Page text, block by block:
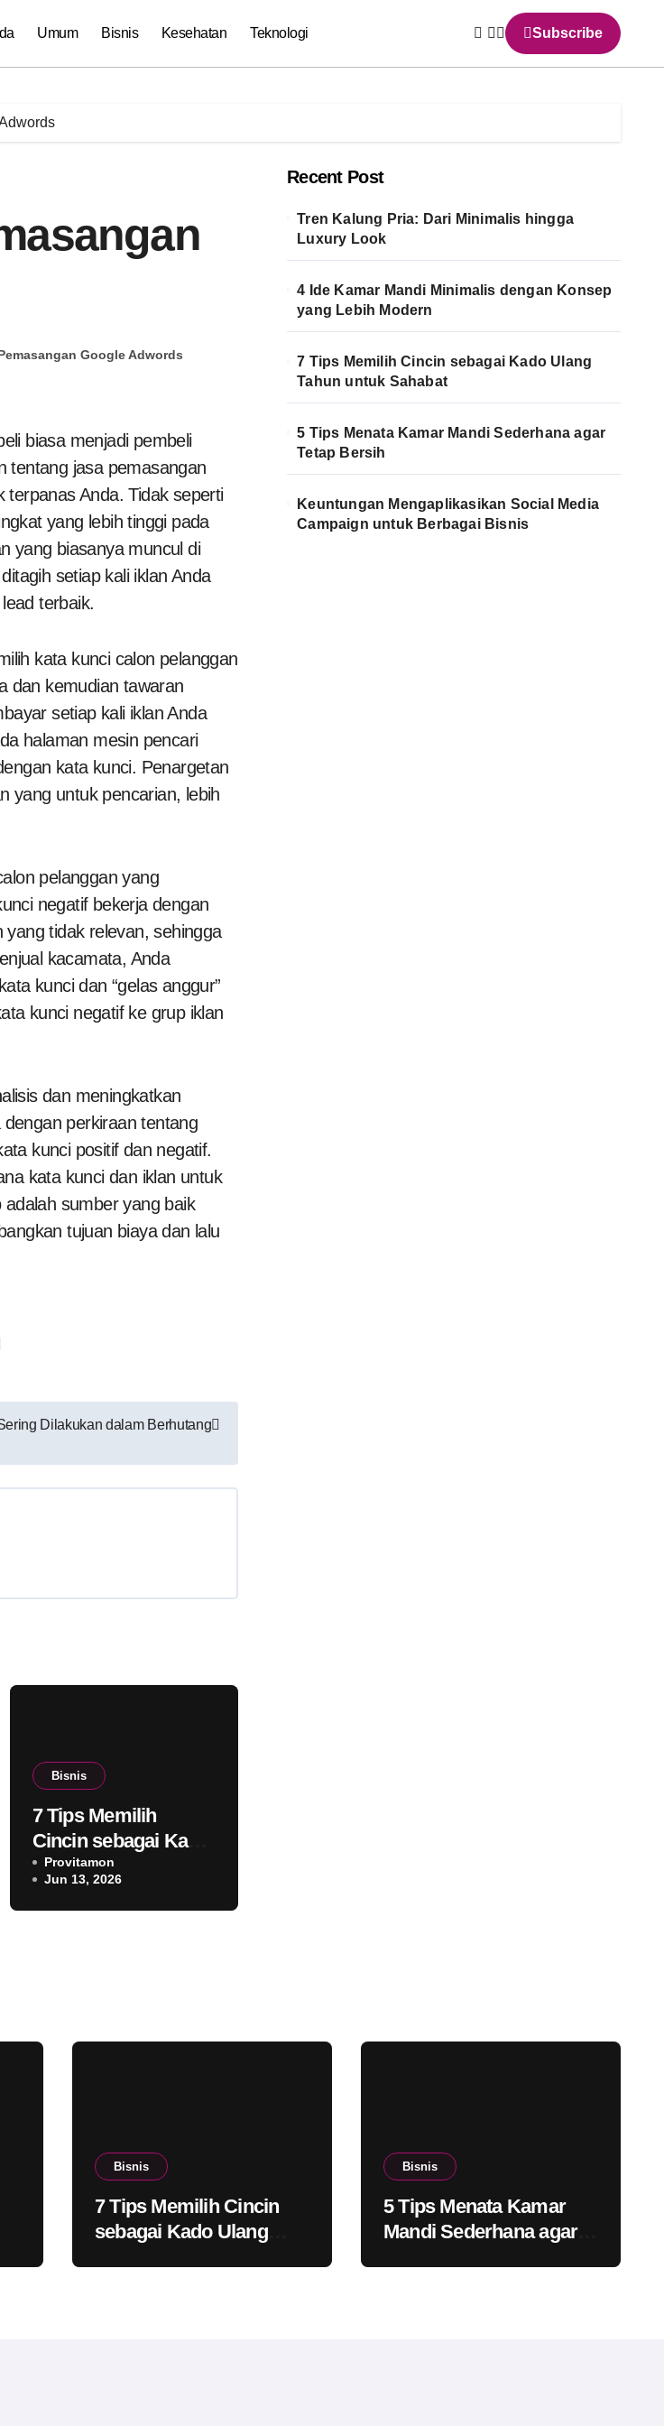
Umum Bisnis Kesehatan Teknologi Subscribe
Google Adwords
tentang jasa pemasangan
Anda. Tidak seperti
yang lebih tinggi pada
yang biasanya muncul di
setiap kali iklan Anda
terbaik.
kata kunci calon pelanggan
dan kemudian tawaran
setiap kali iklan Anda
halaman mesin pencari
kata kunci. Penargetan
yang untuk pencarian, lebih
pelanggan yang
negatif bekerja dengan
tidak relevan, sehingga
kacamata, Anda
kunci dan “gelas anggur”
kunci negatif ke grup iklan
dan meningkatkan
dengan perkiraan tentang
kunci positif dan negatif.
kata kunci dan iklan untuk
adalah sumber yang baik
tujuan biaya dan lalu
Dilakukan dalam Berhutang
Bisnis
7 Tips Memilih
Cincin sebagai Kado
Ulang Tahun untuk
Sahabat
Provitamon
Jun 13, 2026
Recent Post
Tren Kalung Pria: Dari Minimalis hingga
Luxury Look
4 Ide Kamar Mandi Minimalis dengan Konsep
yang Lebih Modern
7 Tips Memilih Cincin sebagai Kado Ulang
Tahun untuk Sahabat
5 Tips Menata Kamar Mandi Sederhana agar
Tetap Bersih
Keuntungan Mengaplikasikan Social Media
Campaign untuk Berbagai Bisnis
Bisnis
7 Tips Memilih Cincin
sebagai Kado Ulang
Bisnis
5 Tips Menata Kamar
Mandi Sederhana agar